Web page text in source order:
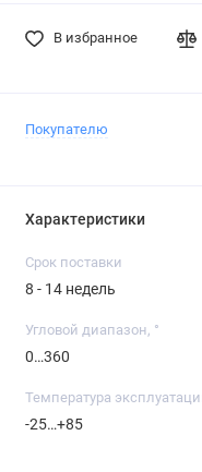
В избранное
Покупателю
Характеристики
Срок поставки
8 - 14 недель
Угловой диапазон, °
0…360
Температура
-25…+85